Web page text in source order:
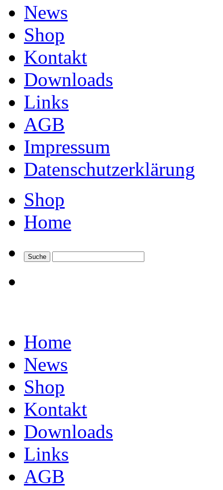
News
Shop
Kontakt
Downloads
Links
AGB
Impressum
Datenschutzerklärung
Shop
Home
Home
News
Shop
Kontakt
Downloads
Links
AGB